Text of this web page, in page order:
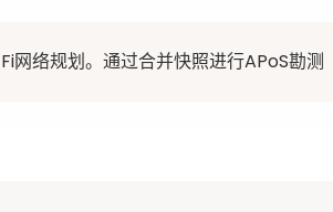
网络规划。通过合并快照进行APoS勘测